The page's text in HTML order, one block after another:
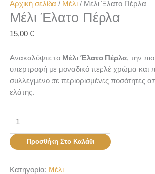
Αρχική σελίδα / Μέλι / Μέλι Έλατο Πέρλα
Μέλι Έλατο Πέρλα
15,00 €
Ανακαλύψτε το Μέλι Έλατο Πέρλα, την
υπερτροφή με μοναδικό περλέ χρώμα και
συλλεγμένο σε περιορισμένες ποσότητες
ελάτης.
Έλατο
Πέρλα
ποσότητα
Προσθήκη Στο Καλάθι
Κατηγορία: Μέλι